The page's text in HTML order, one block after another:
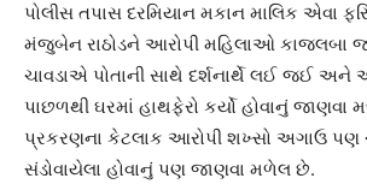
પોલીસ તપાસ દરમિયાન મકાન માલિક એવા
મંજુબેન રાઠોડને આરોપી મહિલાઓ કાજલબા
ચાવડાએ પોતાની સાથે દર્શનાર્થે લઈ જઈ
પાછળથી ઘરમાં હાથફેરો કર્યો હોવાનું
પ્રકરણના કેટલાક આરોપી શખ્સો અગાઉ પણ
સંડોવાયેલા હોવાનું પણ જાણવા મળેલ છે.